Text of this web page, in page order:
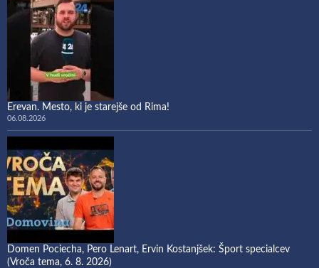
Erevan. Mesto, ki je starejše od Rima!
06.08.2026
Domen Pociecha, Pero Lenart, Ervin Kostanjšek: Šport specialcev
(Vroča tema, 6. 8. 2026)